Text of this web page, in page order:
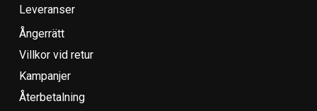
Leveranser
Ångerrätt
Villkor vid retur
Kampanjer
Återbetalning